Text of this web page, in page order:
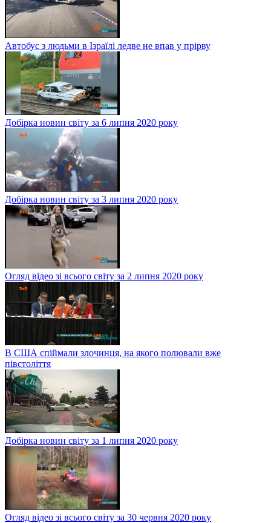
Автобус з людьми в Ізраїлі ледве не впав у прірву
Добірка новин світу за 6 липня 2020 року
Добірка новин світу за 3 липня 2020 року
Огляд відео зі всього світу за 2 липня 2020 року
В США спіймали злочинця, на якого полювали вже
півстоліття
Добірка новин світу за 1 липня 2020 року
Огляд відео зі всього світу за 30 червня 2020 року